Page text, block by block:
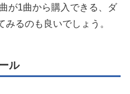
が1曲から購入できる、ダ
るのも良いでしょう。
ル